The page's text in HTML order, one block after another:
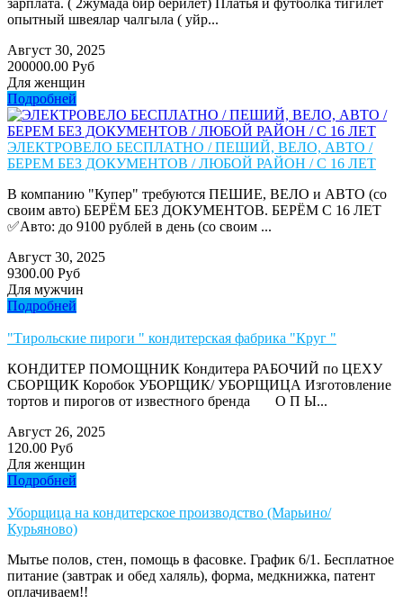
зарплата. ( 2жумада бир берилет) Платья и футболка тигилет
опытный швеялар чалгыла ( уйр...
Август 30, 2025
200000.00 Руб
Для женщин
Подробней
ЭЛЕКТРОВЕЛО БЕСПЛАТНО / ПЕШИЙ, ВЕЛО, АВТО /
БЕРЕМ БЕЗ ДОКУМЕНТОВ / ЛЮБОЙ РАЙОН / С 16 ЛЕТ
В компанию "Купер" требуются ПЕШИЕ, ВЕЛО и АВТО (со
своим авто) БЕРЁМ БЕЗ ДОКУМЕНТОВ. БЕРЁМ С 16 ЛЕТ
✅Авто: до 9100 рублей в день (со своим ...
Август 30, 2025
9300.00 Руб
Для мужчин
Подробней
"Тирольские пироги " кондитерская фабрика "Круг "
КОНДИТЕР ПОМОЩНИК Кондитера РАБОЧИЙ по ЦЕХУ
СБОРЩИК Коробок УБОРЩИК/ УБОРЩИЦА Изготовление
тортов и пирогов от известного бренда О П Ы...
Август 26, 2025
120.00 Руб
Для женщин
Подробней
Уборщица на кондитерское производство (Марьино/
Курьяново)
Мытье полов, стен, помощь в фасовке. График 6/1. Бесплатное
питание (завтрак и обед халяль), форма, медкнижка, патент
оплачиваем!!